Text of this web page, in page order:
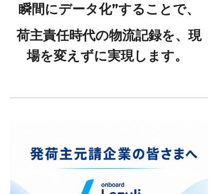
瞬間にデータ化”することで、
荷主責任時代の物流記録を、現
場を変えずに実現します。